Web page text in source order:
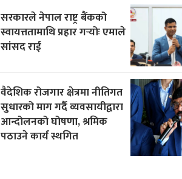
सरकारले नेपाल राष्ट्र बैंकको
स्वायत्ततामाथि प्रहार गर्‍योः एमाले
सांसद राई
वैदेशिक रोजगार क्षेत्रमा नीतिगत
सुधारको माग गर्दै व्यवसायीद्वारा
आन्दोलनको घोषणा, श्रमिक
पठाउने कार्य स्थगित